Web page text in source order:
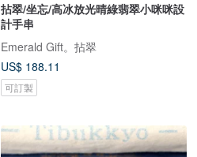
拈翠/坐忘/高冰放光晴綠翡翠小咪咪設
計手串
Emerald Gift。拈翠
US$ 188.11
可訂製